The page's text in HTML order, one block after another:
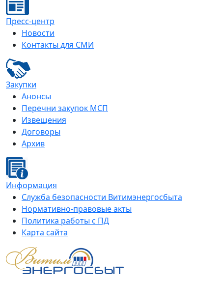
Пресс-центр
Новости
Контакты для СМИ
Закупки
Анонсы
Перечни закупок МСП
Извещения
Договоры
Архив
Информация
Служба безопасности Витимэнергосбыта
Нормативно-правовые акты
Политика работы с ПД
Карта сайта